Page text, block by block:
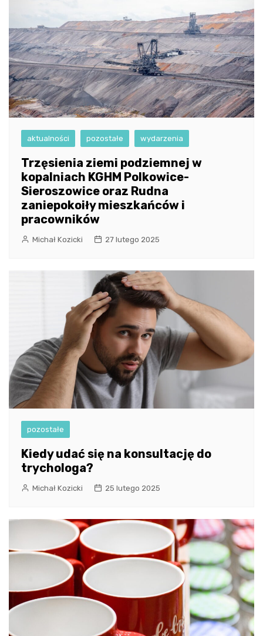
aktualności pozostałe wydarzenia
Trzęsienia ziemi podziemnej w
kopalniach KGHM Polkowice-
Sieroszowice oraz Rudna
zaniepokoiły mieszkańców i
pracowników
Michał Kozicki 27 lutego 2025
pozostałe
Kiedy udać się na konsultację do
trychologa?
Michał Kozicki 25 lutego 2025